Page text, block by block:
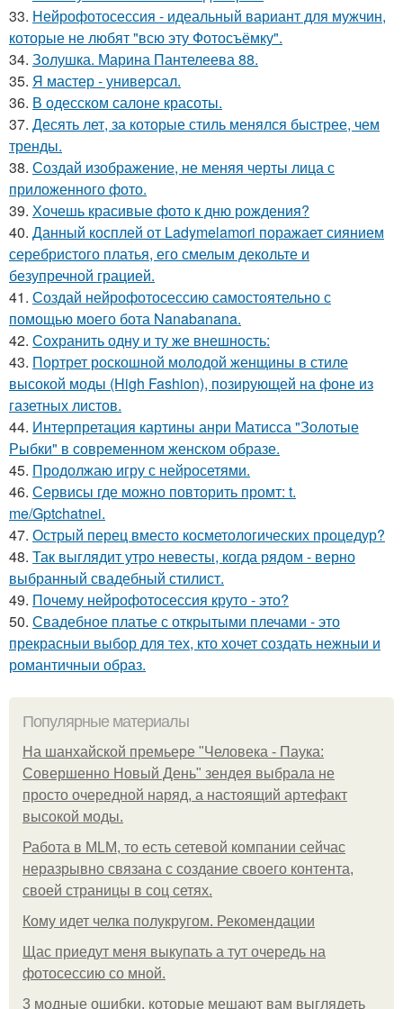
33. Нейрофотосессия - идеальный вариант для мужчин,
которые не любят "всю эту Фотосъёмку".
34. Золушка. Марина Пантелеева 88.
35. Я мастер - универсал.
36. В одесском салоне красоты.
37. Десять лет, за которые стиль менялся быстрее, чем
тренды.
38. Создай изображение, не меняя черты лица с
приложенного фото.
39. Хочешь красивые фото к дню рождения?
40. Данный косплей от Ladymelamori поражает сиянием
серебристого платья, его смелым декольте и
безупречной грацией.
41. Создай нейрофотосессию самостоятельно с
помощью моего бота Nanabanana.
42. Сохранить одну и ту же внешность:
43. Портрет роскошной молодой женщины в стиле
высокой моды (High Fashion), позирующей на фоне из
газетных листов.
44. Интерпретация картины анри Матисса "Золотые
Рыбки" в современном женском образе.
45. Продолжаю игру с нейросетями.
46. Сервисы где можно повторить промт: t.
me/Gptchatnei.
47. Острый перец вместо косметологических процедур?
48. Так выглядит утро невесты, когда рядом - верно
выбранный свадебный стилист.
49. Почему нейрофотосессия круто - это?
50. Свадебное платье с открытыми плечами - это
прекрасныи выбор для тех, кто хочет создать нежныи и
романтичныи образ.
Популярные материалы
На шанхайской премьере "Человека - Паука:
Совершенно Новый День" зендея выбрала не
просто очередной наряд, а настоящий артефакт
высокой моды.
Работа в MLM, то есть сетевой компании сейчас
неразрывно связана с создание своего контента,
своей страницы в соц сетях.
Кому идет челка полукругом. Рекомендации
Щас приедут меня выкупать а тут очередь на
фотосессию со мной.
3 модные ошибки, которые мешают вам выглядеть